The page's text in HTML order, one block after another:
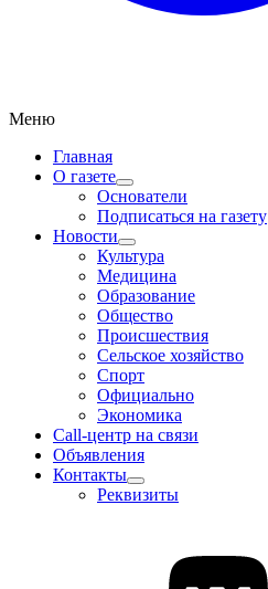
Меню
Главная
О газете
Основатели
Подписаться на газету
Новости
Культура
Медицина
Образование
Общество
Происшествия
Сельское хозяйство
Спорт
Официально
Экономика
Call-центр на связи
Объявления
Контакты
Реквизиты